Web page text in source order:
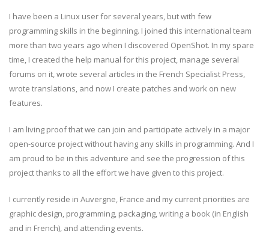
I have been a Linux user for several years, but with few
programming skills in the beginning. I joined this international team
more than two years ago when I discovered OpenShot. In my spare
time, I created the help manual for this project, manage several
forums on it, wrote several articles in the French Specialist Press,
wrote translations, and now I create patches and work on new
features.
I am living proof that we can join and participate actively in a major
open-source project without having any skills in programming. And I
am proud to be in this adventure and see the progression of this
project thanks to all the effort we have given to this project.
I currently reside in Auvergne, France and my current priorities are
graphic design, programming, packaging, writing a book (in English
and in French), and attending events.